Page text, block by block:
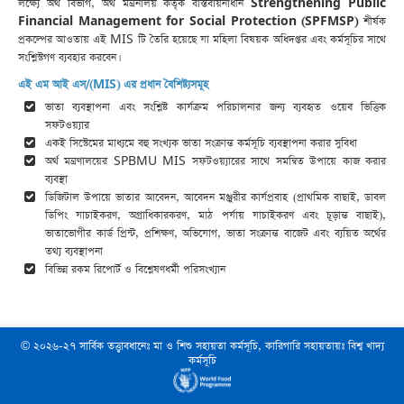
লক্ষ্যে অর্থ বিভাগ, অর্থ মন্ত্রনালয় কর্তৃক বাস্তবায়নাধীনStrengthening Public
Financial Management for Social Protection (SPFMSP)শীর্ষক
প্রকল্পের আওতায় এই MIS টি তৈরি হয়েছে যা মহিলা বিষয়ক অধিদপ্তর এবং কর্মসূচির সাথে
সংশ্লিস্টগণ ব্যবহার করবেন।
এই এম আই এস/(MIS) এর প্রধান বৈশিষ্ট্যসমূহ
ভাতা ব্যবস্থাপনা এবং সংশ্লিষ্ট কার্যক্রম পরিচালনার জন্য ব্যবহৃত ওয়েব ভিত্তিক
সফটওয়্যার
একই সিস্টেমের মাধ্যমে বহু সংখ্যক ভাতা সংক্রান্ত কর্মসূচি ব্যবস্থাপনা করার সুবিধা
অর্থ মন্ত্রণালয়ের SPBMU MIS সফটওয়্যারের সাথে সমন্বিত উপায়ে কাজ করার
ব্যবস্থা
ডিজিটাল উপায়ে ভাতার আবেদন, আবেদন মঞ্জুরীর কার্যপ্রবাহ (প্রাথমিক বাছাই, ডাবল
ডিপিং যাচাইকরণ, অগ্রাধিকারকরণ, মাঠ পর্যায় যাচাইকরণ এবং চূড়ান্ত বাছাই),
ভাতাভোগীর কার্ড প্রিন্ট, প্রশিক্ষণ, অভিযোগ, ভাতা সংক্রান্ত বাজেট এবং ব্যয়িত অর্থের
তথ্য ব্যবস্থাপনা
বিভিন্ন রকম রিপোর্ট ও বিশ্লেষণধর্মী পরিসংখ্যান
© ২০২৬-২৭ সার্বিক তত্ত্বাবধানেঃ মা ও শিশু সহায়তা কর্মসূচি, কারিগারি সহায়তায়ঃ বিশ্ব খাদ্য
কর্মসূচি